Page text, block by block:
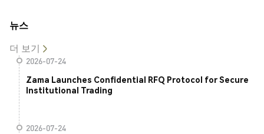
뉴스
더 보기
2026-07-24
Zama Launches Confidential RFQ Protocol for Secure
Institutional Trading
2026-07-24